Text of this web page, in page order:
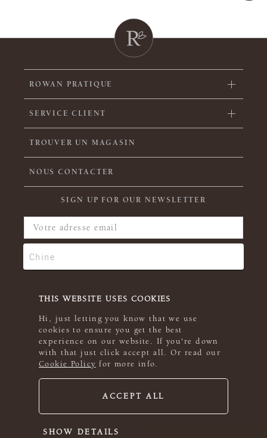
THIS WEBSITE USES COOKIES
Hi, just letting you know that we use
cookies to ensure you get the best
experience on our website. If you're down
with that just click accept all. Or read our
Cookie Policy for more info.
ACCEPT ALL
SHOW DETAILS
ROWAN PRATIQUE
SERVICE CLIENT
TROUVER UN MAGASIN
NOUS CONTACTER
SIGN UP FOR OUR NEWSLETTER
© 2026 Rowan